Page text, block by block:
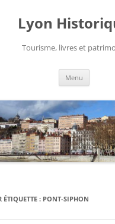
Lyon
Tourisme, livres et
Menu
ÉTIQUETTE : PONT-SIPHON